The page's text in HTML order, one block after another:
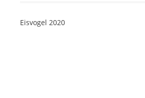
Eisvogel 2020